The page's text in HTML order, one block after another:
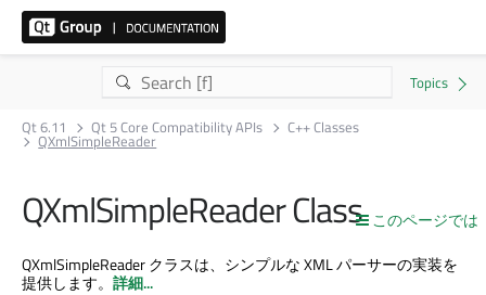
Qt 6.11 Qt 5 Core Compatibility APIs C++ Classes
QXmlSimpleReader
このページでは
QXmlSimpleReader Class
QXmlSimpleReader クラスは、シンプルな XML パーサーの実装を
提供します。 詳細...